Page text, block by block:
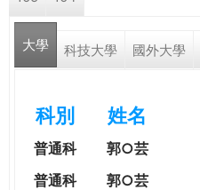
r
e
大學 科技大學 國外大學
科別 姓名
普通科 郭○芸
普通科
郭○芸